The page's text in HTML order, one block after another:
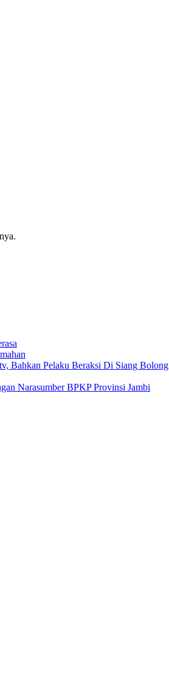
Bahkan Pelaku Beraksi Di Siang Bolong
Narasumber BPKP Provinsi Jambi